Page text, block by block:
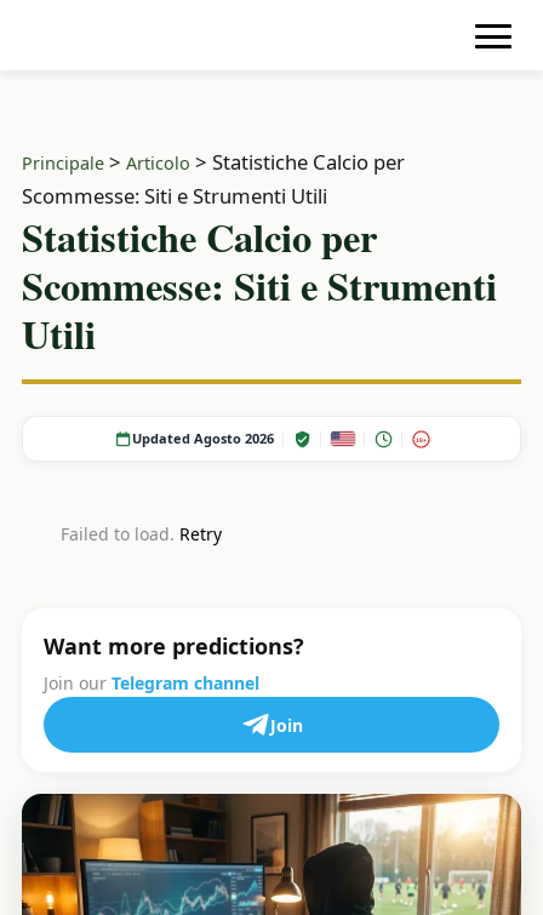
Principale > Articolo > Statistiche Calcio per
Scommesse: Siti e Strumenti Utili
Statistiche Calcio per
Scommesse: Siti e Strumenti
Utili
Updated Agosto 2026 18+
Failed to load. Retry
Want more predictions?
Join our Telegram channel
Join